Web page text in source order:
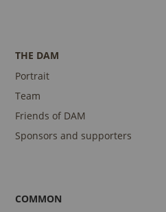
THE DAM
Portrait
Team
Friends of DAM
Sponsors and supporters
COMMON